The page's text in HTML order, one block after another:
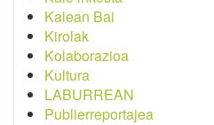
Kalean Bai
Kirolak
Kolaborazioa
Kultura
LABURREAN
Publierreportajea